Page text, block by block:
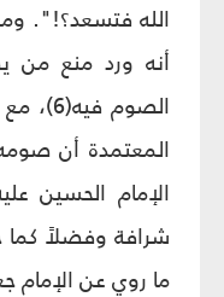
الله فتسعد؟!".
أنه ورد منع من
الصوم
المعتمدة أن
الإمام الحسين
شرافة وفضلاً كما
ما روي عن الإمام